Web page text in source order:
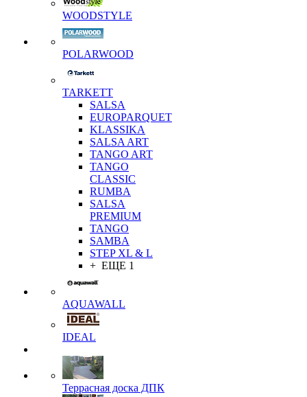
WOODSTYLE
POLARWOOD
TARKETT
SALSA
EUROPARQUET
KLASSIKA
SALSA ART
TANGO ART
TANGO
CLASSIC
RUMBA
SALSA
PREMIUM
TANGO
SAMBA
STEP XL & L
+ ЕЩЕ 1
AQUAWALL
IDEAL
Террасная доска ДПК